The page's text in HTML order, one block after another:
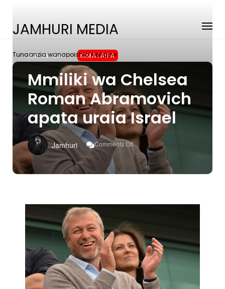
JAMHURI MEDIA
Tunaanzia wanapoishia wengine
MAY 29, 2018 KIMATAIFA
Mmiliki wa Chelsea
Roman Abramovich
apata uraia Israel
Jamhuri Comments Off
On
Mmiliki
Wa
Chelsea
Uraia